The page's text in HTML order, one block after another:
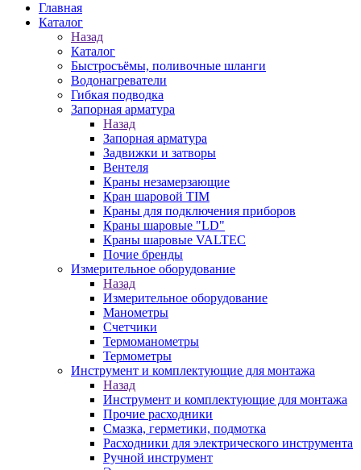
Главная
Каталог
Назад
Каталог
Быстросъёмы, поливочные шланги
Водонагреватели
Гибкая подводка
Запорная арматура
Назад
Запорная арматура
Задвижки и затворы
Вентеля
Краны незамерзающие
Кран шаровой TIM
Краны для подключения приборов
Краны шаровые "LD"
Краны шаровые VALTEC
Почие бренды
Измерительное оборудование
Назад
Измерительное оборудование
Манометры
Счетчики
Термоманометры
Термометры
Инструмент и комплектующие для монтажа
Назад
Инструмент и комплектующие для монтажа
Прочие расходники
Смазка, герметики, подмотка
Расходники для электрического инструмента
Ручной инструмент